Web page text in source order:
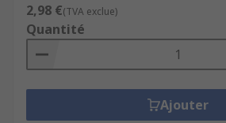
2,98 €(TVA exclue)
Quantité
Ajouter